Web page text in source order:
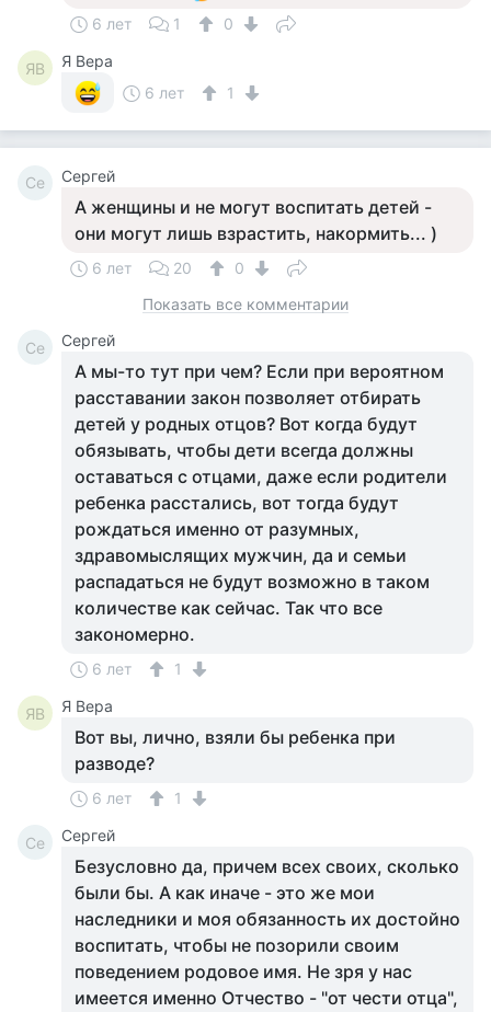
6 лет 1 0
ЯВ
Я Вера
6 лет
1
Се Сергей
А женщины и не могут воспитать детей -
они могут лишь взрастить, накормить... )
6 лет 20
0
Показать все комментарии
Се Сергей
А мы-то тут при чем? Если при вероятном
расставании закон позволяет отбирать
детей у родных отцов? Вот когда будут
обязывать, чтобы дети всегда должны
оставаться с отцами, даже если родители
ребенка расстались, вот тогда будут
рождаться именно от разумных,
здравомыслящих мужчин, да и семьи
распадаться не будут возможно в таком
количестве как сейчас. Так что все
закономерно.
6 лет 1
ЯВ Я Вера
Вот вы, лично, взяли бы ребенка при
разводе?
6 лет 1
Се Сергей
Безусловно да, причем всех своих, сколько
были бы. А как иначе - это же мои
наследники и моя обязанность их достойно
воспитать, чтобы не позорили своим
поведением родовое имя. Не зря у нас
имеется именно Отчество - "от чести отца",